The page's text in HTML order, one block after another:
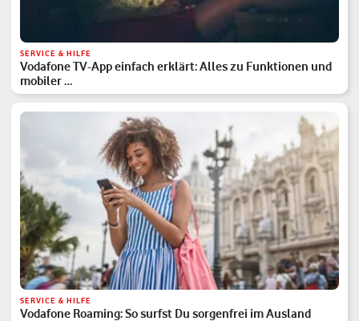
SERVICE & HILFE
Vodafone TV-App einfach erklärt: Alles zu Funktionen und
mobiler …
SERVICE & HILFE
Vodafone Roaming: So surfst Du sorgenfrei im Ausland